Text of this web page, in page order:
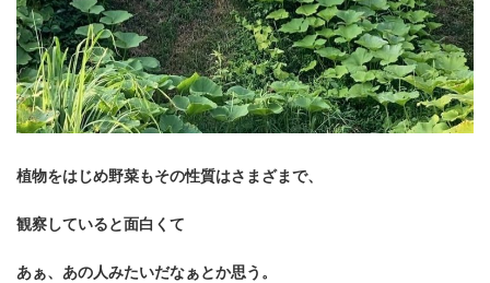
植物をはじめ野菜もその性質はさまざまで、
観察していると面白くて
あぁ、あの人みたいだなぁとか思う。